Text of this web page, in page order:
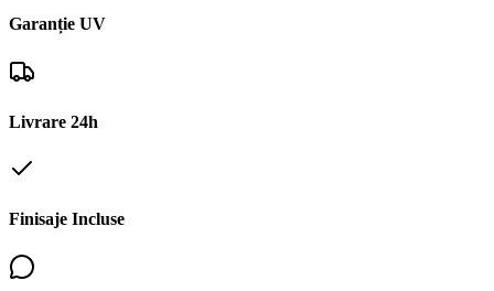
Garanție UV
Livrare 24h
Finisaje Incluse